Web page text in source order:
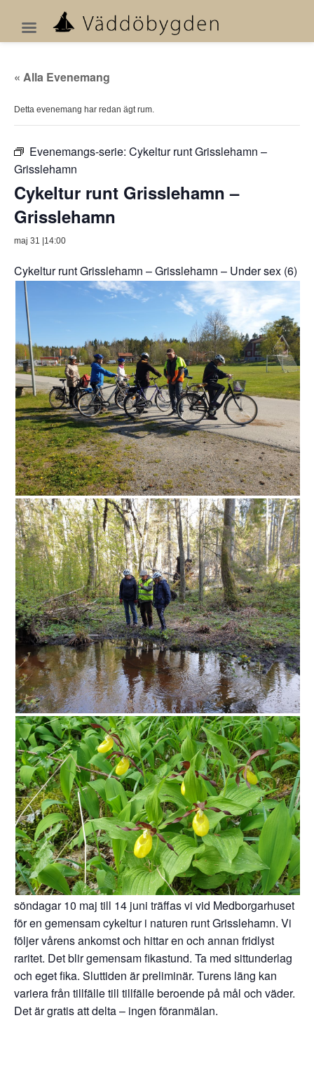
« Alla Evenemang
Detta evenemang har redan ägt rum.
Evenemangs-serie: Cykeltur runt Grisslehamn –
Grisslehamn
Cykeltur runt Grisslehamn –
Grisslehamn
maj 31 |14:00
Cykeltur runt Grisslehamn – Grisslehamn – Under sex (6)
söndagar 10 maj till 14 juni träffas vi vid Medborgarhuset
för en gemensam cykeltur i naturen runt Grisslehamn. Vi
följer vårens ankomst och hittar en och annan fridlyst
raritet. Det blir gemensam fikastund. Ta med sittunderlag
och eget fika. Sluttiden är preliminär. Turens läng kan
variera från tillfälle till tillfälle beroende på mål och väder.
Det är gratis att delta – ingen föranmälan.